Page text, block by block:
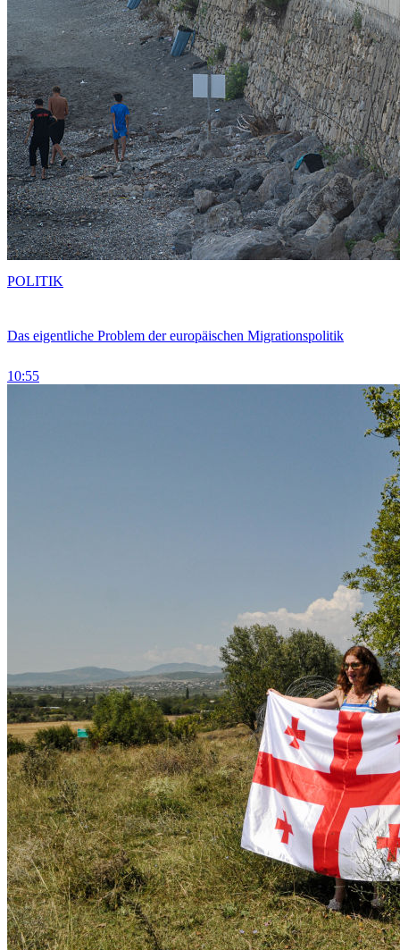
Das eigentliche Problem der europäischen Migrationspolitik
10:55
POLITIK